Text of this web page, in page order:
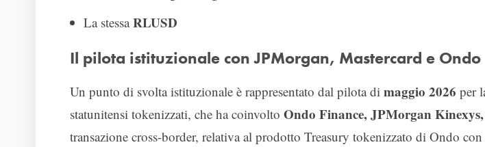
La stessaRLUSD
Il pilota istituzionale con JPMorgan, Mastercard e Ondo
Un punto di svolta istituzionale è rappresentato dal pilota di maggio 2026 per
statunitensi tokenizzati, che ha coinvolto Ondo Finance, JPMorgan
transazione cross-border, relativa al prodotto Treasury tokenizzato di Ondo